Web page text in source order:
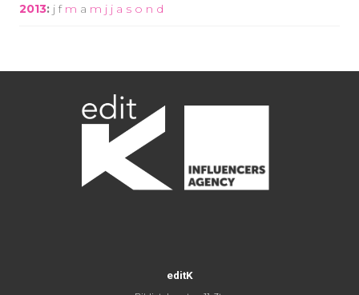
2013: j f m a m j j a s o n d
editK